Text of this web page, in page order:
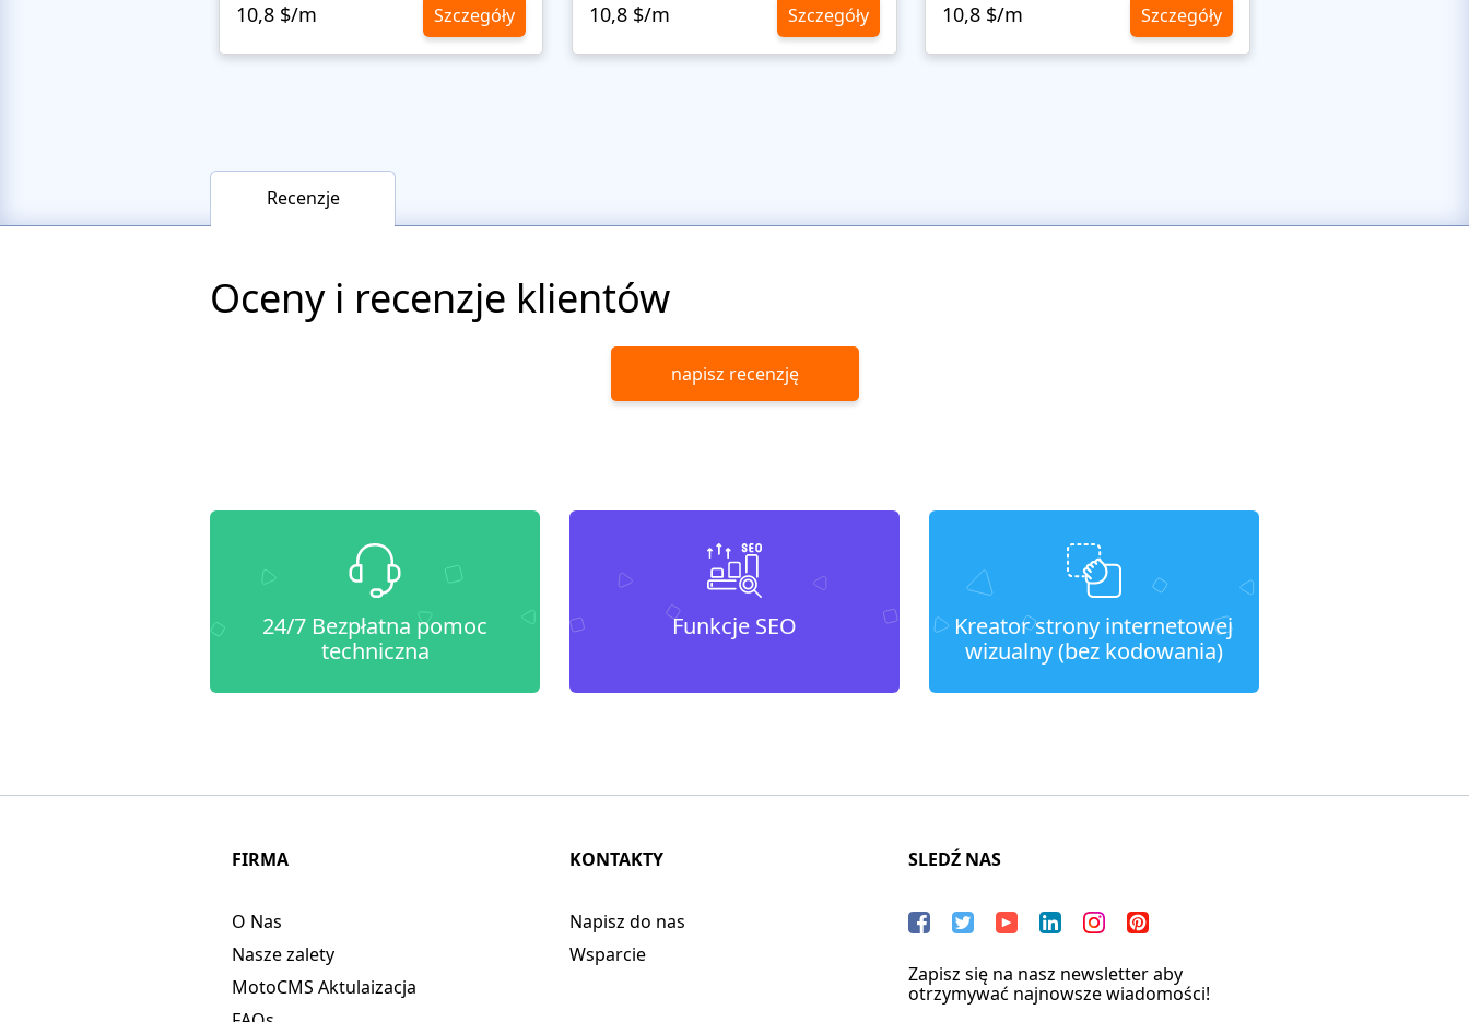
10,8 $/m Szczegóły 10,8 $/m Szczegóły 10,8 $/m Szczegóły
Recenzje
Oceny i recenzje klientów
napisz recenzję
24/7 Bezpłatna pomoc
techniczna
Funkcje SEO
Kreator strony internetowej
wizualny (bez kodowania)
FIRMA
O Nas
Nasze zalety
MotoCMS Aktulaizacja
KONTAKTY
Napisz do nas
Wsparcie
SLEDŹ NAS
Zapisz się na nasz newsletter aby
otrzymywać najnowsze wiadomości!